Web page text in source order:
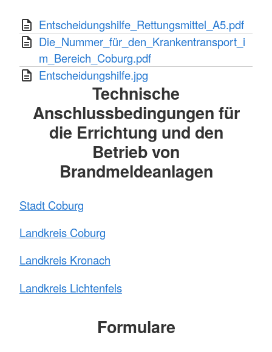
Entscheidungshilfe_Rettungsmittel_A5.pdf
Die_Nummer_für_den_Krankentransport_i
m_Bereich_Coburg.pdf
Entscheidungshilfe.jpg
Technische
Anschlussbedingungen für
die Errichtung und den
Betrieb von
Brandmeldeanlagen
Stadt Coburg
Landkreis Coburg
Landkreis Kronach
Landkreis Lichtenfels
Formulare